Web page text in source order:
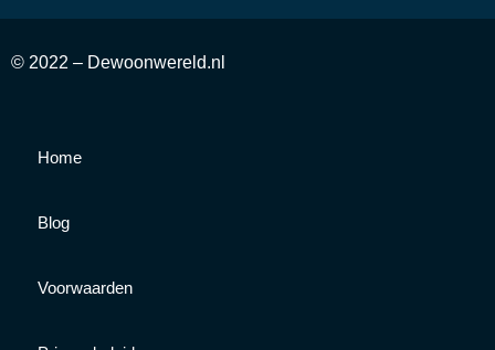
© 2022 – Dewoonwereld.nl
Home
Blog
Voorwaarden